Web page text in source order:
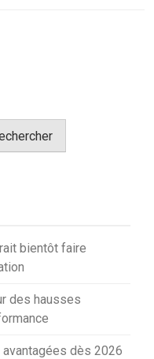
bientôt faire
des hausses
dès 2026